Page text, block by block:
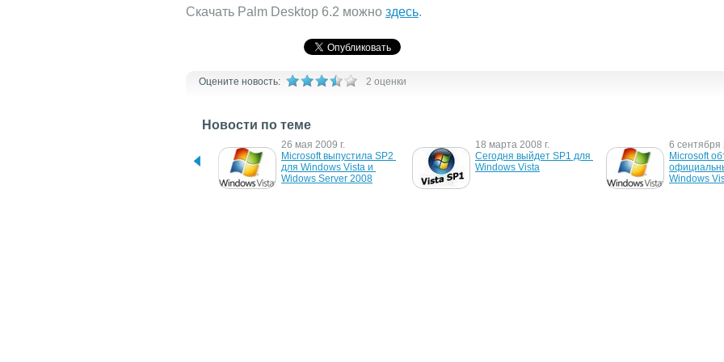
Скачать Palm Desktop 6.2 можно здесь.
Оцените новость: 2 оценки
Новости по теме
запускать на Chromebook
26 мая 2009 г.
Microsoft выпустила SP2
для Windows Vista и
Widows Server 2008
18 марта 2008 г.
Сегодня выйдет SP1 для
Windows Vista
6 сентября
Microsoft
Windows